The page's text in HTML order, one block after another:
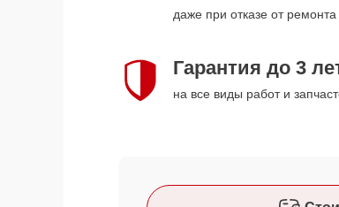
даже при отказе от ремонта
Гарантия до 3
на все виды работ и